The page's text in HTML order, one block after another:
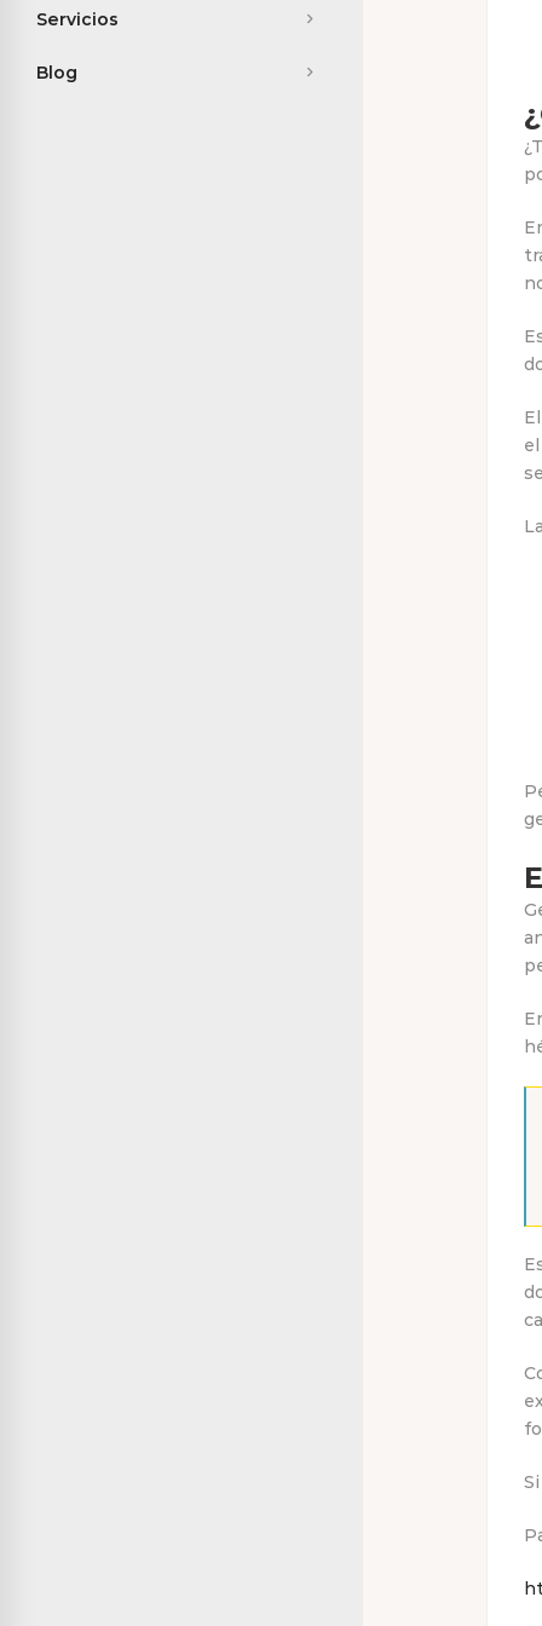
Servicios
Blog